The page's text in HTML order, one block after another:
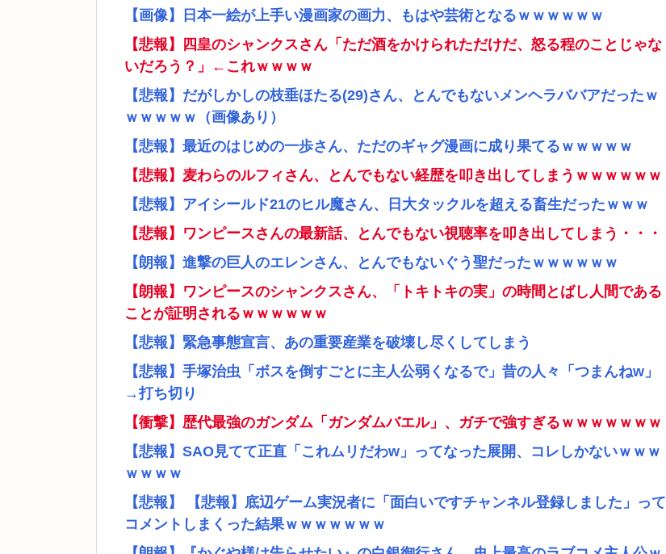
【画像】日本一絵が上手い漫画家の画力、もはや芸術となるｗｗｗｗｗｗ
【悲報】四皇のシャンクスさん「ただ酒をかけられただけだ、怒る程のことじゃな
いだろう？」←これｗｗｗｗ
【悲報】だがしかしの枝垂ほたる(29)さん、とんでもないメンヘラババアだったｗ
ｗｗｗｗｗ（画像あり）
【悲報】最近のはじめの一歩さん、ただのギャグ漫画に成り果てるｗｗｗｗｗ
【悲報】麦わらのルフィさん、とんでもない経歴を叩き出してしまうｗｗｗｗｗｗ
【悲報】アイシールド21のヒル魔さん、日大タックルを超える畜生だったｗｗｗ
【悲報】ワンピースさんの最新話、とんでもない視聴率を叩き出してしまう・・・
【朗報】進撃の巨人のエレンさん、とんでもないぐう聖だったｗｗｗｗｗｗ
【朗報】ワンピースのシャンクスさん、「トキトキの実」の時間とばし人間である
ことが証明されるｗｗｗｗｗｗ
【悲報】緊急事態宣言、あの重要産業を破壊し尽くしてしまう
【悲報】手塚治虫「ボスを倒すごとに主人公弱くなるで」昔の人々「つまんねw」
→打ち切り
【衝撃】歴代最強のガンダム「ガンダムバエル」、ガチで強すぎるｗｗｗｗｗｗｗ
【悲報】SAO見てて正直「これムリだわw」ってなった展開、コレしかないｗｗｗ
ｗｗｗｗ
【悲報】 【悲報】底辺ゲーム実況者に「面白いですチャンネル登録しました」って
コメントしまくった結果ｗｗｗｗｗｗｗ